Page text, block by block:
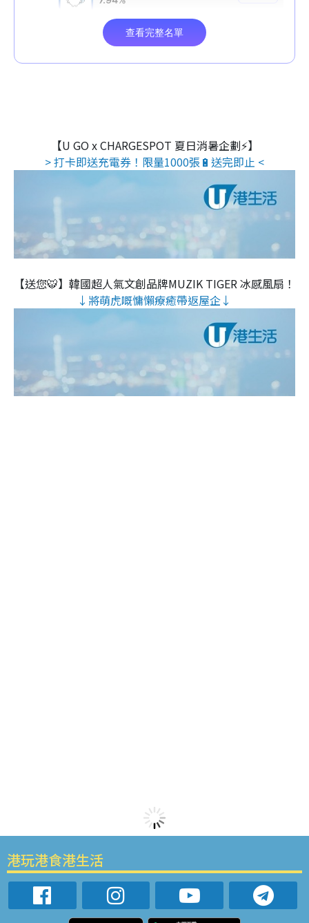
【U GO x CHARGESPOT 夏日消暑企劃⚡】
> 打卡即送充電券！限量1000張🔋送完即止 <
【送您🐯】韓國超人氣文創品牌MUZIK TIGER 冰感風扇！
↓將萌虎嘅慵懶療癒帶返屋企↓
港玩港食港生活